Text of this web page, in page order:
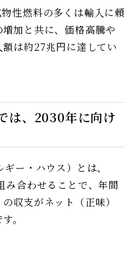
性燃料の多くは輸入に頼
加と共に、価格高騰や
は約27兆円に達してい
は、2030年に向け
ー・ハウス）とは、
み合わせることで、年間
収支がネット（正味）
。